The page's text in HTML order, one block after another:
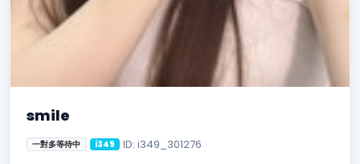
smile
一對多等待中 i349 ID: i349_301276